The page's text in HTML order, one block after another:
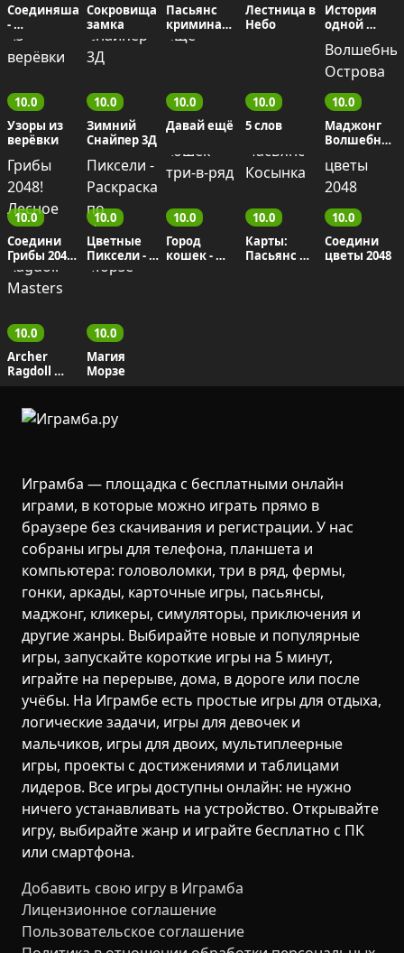
Соединяша
-
Фруктовый
Стакан
Сокровища
замка
Пасьянс
криминальные
истории
Лестница в
Небо
История
одной
маджонг
10.0
Узоры из
верёвки
10.0
Зимний
Снайпер 3Д
10.0
Давай ещё
10.0
5 слов
10.0
Маджонг
Волшебные
10.0
Соедини
Грибы 2048!
Лесное
слияние
10.0
Цветные
Пиксели -
Раскраска
10.0
Город
кошек -
10.0
Карты:
Пасьянс
10.0
Соедини
цветы 2048
10.0
Archer
Ragdoll
10.0
Магия
Морзе
Играмба — площадка с бесплатными онлайн
играми, в которые можно играть прямо в
браузере без скачивания и регистрации. У нас
собраны игры для телефона, планшета и
компьютера: головоломки, три в ряд, фермы,
гонки, аркады, карточные игры, пасьянсы,
маджонг, кликеры, симуляторы, приключения и
другие жанры. Выбирайте новые и популярные
игры, запускайте короткие игры на 5 минут,
играйте на перерыве, дома, в дороге или после
учёбы. На Играмбе есть простые игры для отдыха,
логические задачи, игры для девочек и
мальчиков, игры для двоих, мультиплеерные
игры, проекты с достижениями и таблицами
лидеров. Все игры доступны онлайн: не нужно
ничего устанавливать на устройство. Открывайте
игру, выбирайте жанр и играйте бесплатно с ПК
или смартфона.
Добавить свою игру в Играмба
Лицензионное соглашение
Пользовательское соглашение